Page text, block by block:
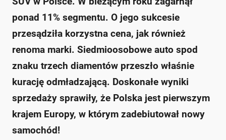
ponad 11% segmentu. O jego sukcesie
przesądziła korzystna cena, jak również
renoma marki. Siedmioosobowe auto spod
znaku trzech diamentów przeszło właśnie
kurację odmładzającą. Doskonałe wyniki
sprzedaży sprawiły, że Polska jest pierwszym
krajem Europy, w którym zadebiutował nowy
samochód!